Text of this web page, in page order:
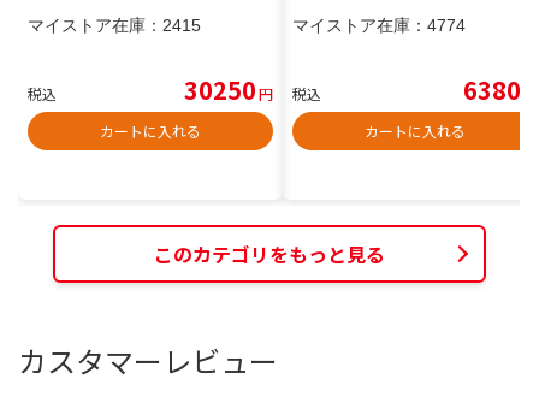
マイストア在庫： 2415
税込 30250円
カートに入れる
マイストア在庫： 4774
税込 6380
カートに入れる
このカテゴリをもっと見る
カスタマーレビュー